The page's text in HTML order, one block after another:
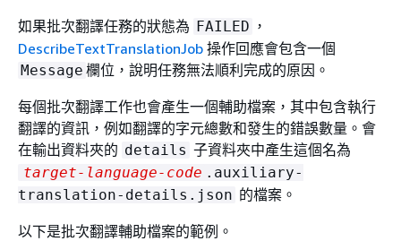
如果批次翻譯任務的狀態為 FAILED ，
DescribeTextTranslationJob 操作回應會包含一個
Message 欄位，說明任務無法順利完成的原因。
每個批次翻譯工作也會產生一個輔助檔案，其中包含執行
翻譯的資訊，例如翻譯的字元總數和發生的錯誤數量。會
在輸出資料夾的 details 子資料夾中產生這個名為
target-language-code .auxiliary-
translation-details.json 的檔案。
以下是批次翻譯輔助檔案的範例。